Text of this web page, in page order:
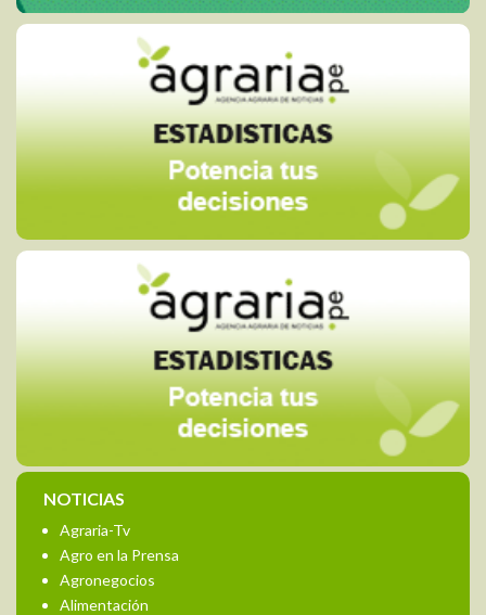
NOTICIAS
Agraria-Tv
Agro en la Prensa
Agronegocios
Alimentación